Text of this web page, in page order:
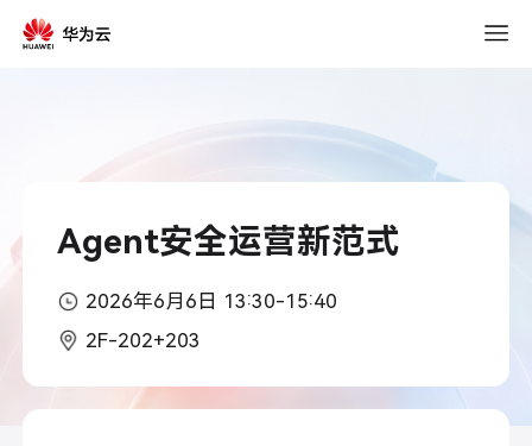
Agent安全运营新范式
2026年6月6日 13:30-15:40
2F-202+203